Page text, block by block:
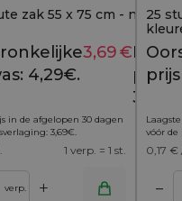
3,99 €
zak 55 x 75 cm -
4,29€.
3,69€
prijs
3,69€.
in de afgelopen 30 dagen
3,69€.
1 verp. = 1 st.
verp. +
25
vóór
0,17 €
–